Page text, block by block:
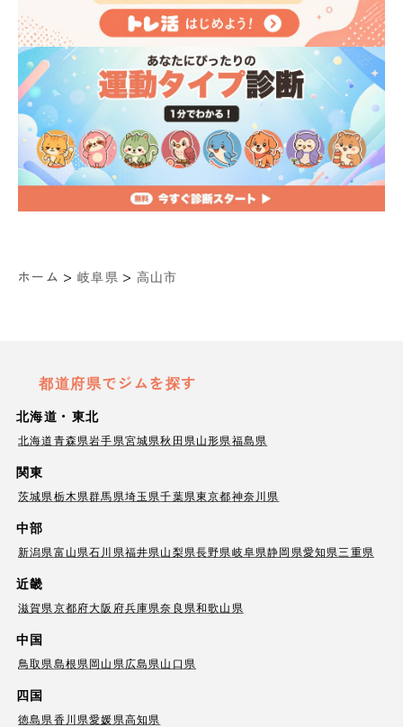
ホーム > 岐阜県 > 高山市
都道府県でジムを探す
北海道・東北
北海道青森県岩手県宮城県秋田県山形県福島県
関東
茨城県栃木県群馬県埼玉県千葉県東京都神奈川県
中部
新潟県富山県石川県福井県山梨県長野県岐阜県静岡県愛知県三重県
近畿
滋賀県京都府大阪府兵庫県奈良県和歌山県
中国
鳥取県島根県岡山県広島県山口県
四国
徳島県香川県愛媛県高知県